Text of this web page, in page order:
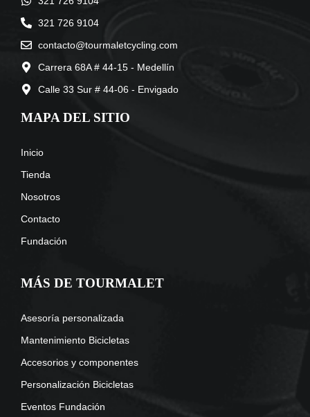
321 726 9104
contacto@tourmaletcycling.com
Carrera 68A # 44-15 - Medellín
Calle 33 Sur # 44-06 - Envigado
MAPA DEL SITIO
Inicio
Tienda
Nosotros
Contacto
Fundación
MÁS DE TOURMALET
Asesoría personalizada
Mantenimiento Bicicletas
Accesorios y componentes
Personalización Bicicletas
Eventos Fundación